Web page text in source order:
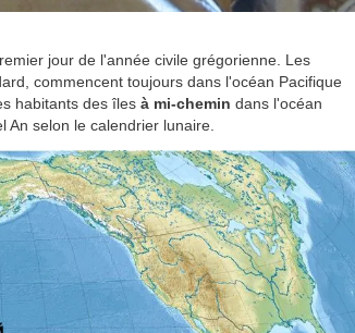
jour de l'année civile grégorienne. Les
commencent toujours dans l'océan Pacifique
habitants des îles à mi-chemin dans l'océan
An selon le calendrier lunaire.